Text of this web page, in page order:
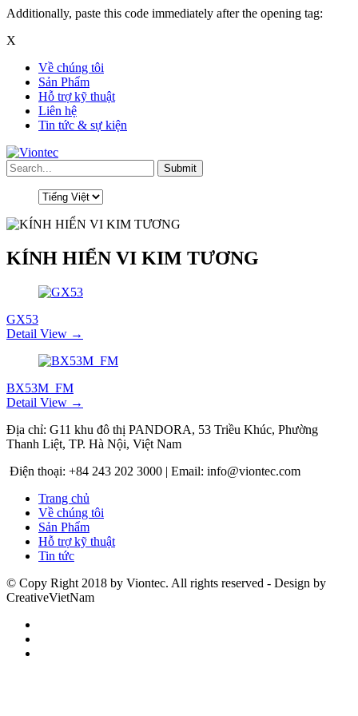
Additionally, paste this code immediately after the opening tag:
X
Về chúng tôi
Sản Phẩm
Hỗ trợ kỹ thuật
Liên hệ
Tin tức & sự kiện
KÍNH HIỂN VI KIM TƯƠNG
GX53
Detail View →
BX53M_FM
Detail View →
Địa chỉ: G11 khu đô thị PANDORA, 53 Triều Khúc, Phường
Thanh Liệt, TP. Hà Nội, Việt Nam
Điện thoại: +84 243 202 3000 | Email: info@viontec.com
Trang chủ
Về chúng tôi
Sản Phẩm
Hỗ trợ kỹ thuật
Tin tức
© Copy Right 2018 by Viontec. All rights reserved - Design by
CreativeVietNam